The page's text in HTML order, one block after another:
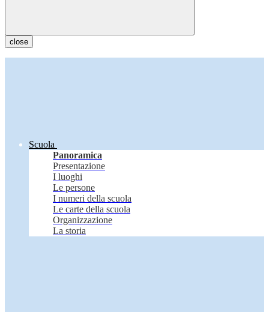
close
Scuola
Panoramica
Presentazione
I luoghi
Le persone
I numeri della scuola
Le carte della scuola
Organizzazione
La storia